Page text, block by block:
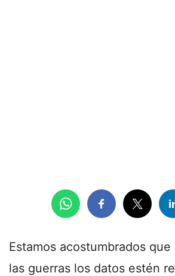
Estamos acostumbrados que
las guerras los datos estén